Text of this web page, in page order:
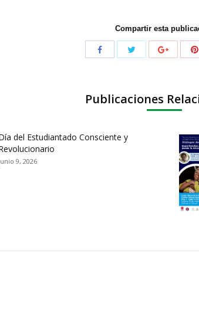
Compartir esta
Publicaciones
del Estudiantado Consciente y
9, 2026